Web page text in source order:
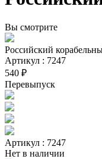
Вы смотрите
Российский
Артикул : 7247
540 ₽
Перевыпуск
Артикул : 7247
Нет в наличии